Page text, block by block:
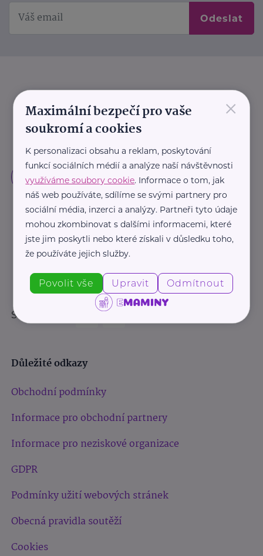
Odeslat
Sledujte nás:
Důležité odkazy
Obchodní podmínky
Informace pro obchodní partnery
Informace pro neziskové organizace
GDPR
Podmínky užití webových stránek
Obecná pravidla soutěží
Cookies
×
Maximální bezpečí pro vaše
soukromí a cookies
K personalizaci obsahu a reklam, poskytování
funkcí sociálních médií a analýze naší návštěvnosti
využíváme soubory cookie. Informace o tom, jak
náš web používáte, sdílíme se svými partnery pro
sociální média, inzerci a analýzy. Partneři tyto údaje
mohou zkombinovat s dalšími informacemi, které
jste jim poskytli nebo které získali v důsledku toho,
že používáte jejich služby.
Povolit vše Upravit Odmítnout